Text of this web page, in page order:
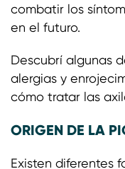
combatir los
en el futuro.
Descubrí algunas
alergias y
cómo tratar las
ORIGEN DE LA
Existen diferentes